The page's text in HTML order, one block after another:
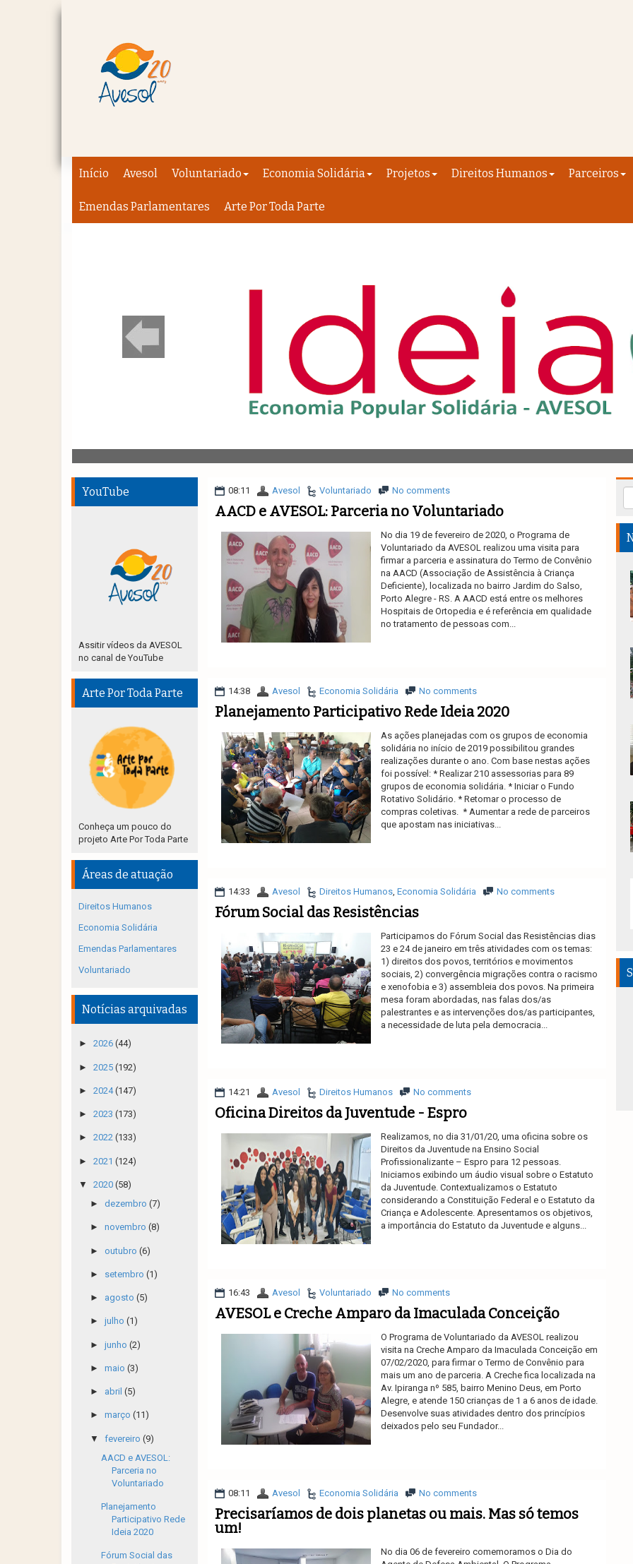
Início Avesol Voluntariado Economia Solidária Projetos Direitos Humanos Parceiros
Emendas Parlamentares Arte Por Toda Parte
08:11 Avesol Voluntariado No comments
AACD e AVESOL: Parceria no Voluntariado
No dia 19 de fevereiro de 2020, o Programa de
Voluntariado da AVESOL realizou uma visita para
firmar a parceria e assinatura do Termo de Convênio
na AACD (Associação de Assistência à Criança
Deficiente), localizada no bairro Jardim do Salso,
Porto Alegre - RS. A AACD está entre os melhores
Hospitais de Ortopedia e é referência em qualidade
no tratamento de pessoas com...
14:38 Avesol Economia Solidária No comments
Planejamento Participativo Rede Ideia 2020
As ações planejadas com os grupos de economia
solidária no início de 2019 possibilitou grandes
realizações durante o ano. Com base nestas ações
foi possível: * Realizar 210 assessorias para 89
grupos de economia solidária. * Iniciar o Fundo
Rotativo Solidário. * Retomar o processo de
compras coletivas. * Aumentar a rede de parceiros
que apostam nas iniciativas...
14:33 Avesol Direitos Humanos, Economia Solidária No comments
Fórum Social das Resistências
Participamos do Fórum Social das Resistências dias
23 e 24 de janeiro em três atividades com os temas:
1) direitos dos povos, territórios e movimentos
sociais, 2) convergência migrações contra o racismo
e xenofobia e 3) assembleia dos povos. Na primeira
mesa foram abordadas, nas falas dos/as
palestrantes e as intervenções dos/as participantes,
a necessidade de luta pela democracia...
14:21 Avesol Direitos Humanos No comments
Oficina Direitos da Juventude - Espro
Realizamos, no dia 31/01/20, uma oficina sobre os
Direitos da Juventude na Ensino Social
Profissionalizante – Espro para 12 pessoas.
Iniciamos exibindo um áudio visual sobre o Estatuto
da Juventude. Contextualizamos o Estatuto
considerando a Constituição Federal e o Estatuto da
Criança e Adolescente. Apresentamos os objetivos,
a importância do Estatuto da Juventude e alguns...
16:43 Avesol Voluntariado No comments
AVESOL e Creche Amparo da Imaculada Conceição
O Programa de Voluntariado da AVESOL realizou
visita na Creche Amparo da Imaculada Conceição em
07/02/2020, para firmar o Termo de Convênio para
mais um ano de parceria. A Creche fica localizada na
Av. Ipiranga nº 585, bairro Menino Deus, em Porto
Alegre, e atende 150 crianças de 1 a 6 anos de idade.
Desenvolve suas atividades dentro dos princípios
deixados pelo seu Fundador...
08:11 Avesol Economia Solidária No comments
Precisaríamos de dois planetas ou mais. Mas só temos
um!
No dia 06 de fevereiro comemoramos o Dia do
YouTube
Assitir vídeos da AVESOL
no canal de YouTube
Arte Por Toda Parte
Conheça um pouco do
projeto Arte Por Toda Parte
Áreas de atuação
Direitos Humanos
Economia Solidária
Emendas Parlamentares
Voluntariado
Notícias arquivadas
► 2026 (44)
► 2025 (192)
► 2024(147)
► 2023 (173)
► 2022 (133)
► 2021 (124)
▼ 2020 (58)
► dezembro (7)
► novembro (8)
► outubro (6)
► setembro (1)
► agosto (5)
► julho (1)
► junho (2)
► maio (3)
► abril (5)
► março (11)
▼ fevereiro (9)
AACD e AVESOL:
Parceria no
Voluntariado
Planejamento
Participativo Rede
Ideia 2020
Fórum Social das